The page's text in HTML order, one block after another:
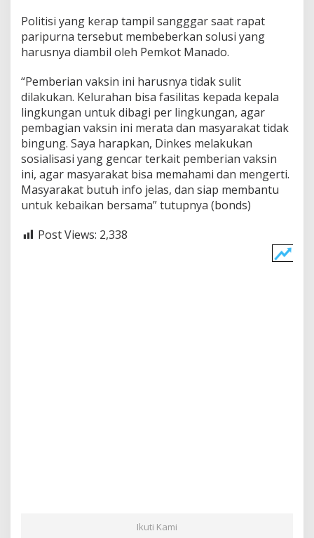
Politisi yang kerap tampil sangggar saat rapat
paripurna tersebut membeberkan solusi yang
harusnya diambil oleh Pemkot Manado.
“Pemberian vaksin ini harusnya tidak sulit
dilakukan. Kelurahan bisa fasilitas kepada kepala
lingkungan untuk dibagi per lingkungan, agar
pembagian vaksin ini merata dan masyarakat tidak
bingung. Saya harapkan, Dinkes melakukan
sosialisasi yang gencar terkait pemberian vaksin
ini, agar masyarakat bisa memahami dan mengerti.
Masyarakat butuh info jelas, dan siap membantu
untuk kebaikan bersama” tutupnya (bonds)
Post Views: 2,338
Ikuti Kami